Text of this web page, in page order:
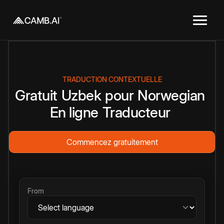
TRADUCTION CONTEXTUELLE
Gratuit Uzbek pour Norwegian
En ligne Traducteur
Commencez gratuitement
From